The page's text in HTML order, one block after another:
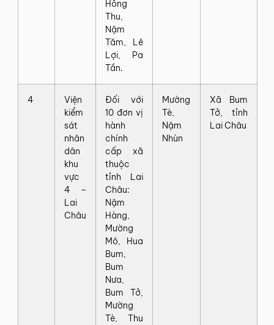
Hồng
Thu,
Nậm
Tăm, Lê
Lợi, Pa
Tần.
4
Viện
kiểm
sát
nhân
dân
khu
vực
4 –
Lai
Châu
Đối với
10 đơn vị
hành
chính
cấp xã
thuộc
tỉnh Lai
Châu:
Nậm
Hàng,
Mường
Mô, Hua
Bum,
Bum
Nưa,
Bum Tở,
Mường
Tè, Thu
Mường
Tè,
Nậm
Nhùn
Xã Bum
Tở, tỉnh
Lai Châu